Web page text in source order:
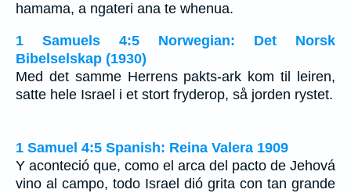
hamama, a ngateri ana te whenua.
1 Samuels 4:5 Norwegian: Det Norsk
Bibelselskap (1930)
Med det samme Herrens pakts-ark kom til leiren,
satte hele Israel i et stort fryderop, så jorden rystet.
1 Samuel 4:5 Spanish: Reina Valera 1909
Y aconteció que, como el arca del pacto de Jehová
vino al campo, todo Israel dió grita con tan grande